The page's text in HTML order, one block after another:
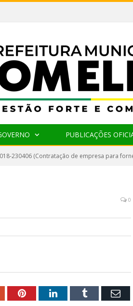
PUBLICAÇÕES
2018-230406 (Contratação de empresa para
0
PinterestLinkedInTumblr